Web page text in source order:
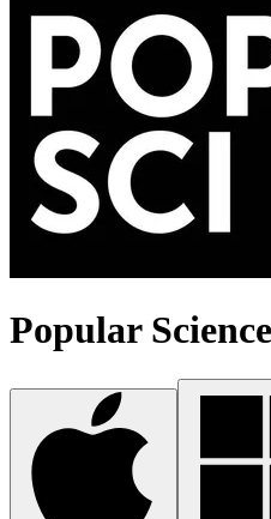
Popular Science